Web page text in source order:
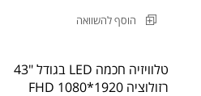
מקט
הוסף להשוואה
"43
טלוויזיה חכמה LED בגודל "43
רזולוציה 1920*1080 FHD